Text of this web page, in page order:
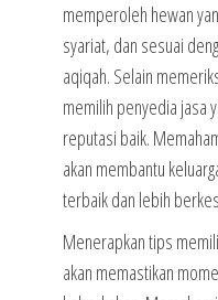
memperoleh hewan
syariat, dan sesuai
aqiqah. Selain
memilih penyedia jasa
reputasi baik.
akan membantu
terbaik dan lebih
Menerapkan tips
akan memastikan